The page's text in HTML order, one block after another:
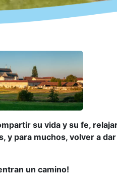
su vida y su fe,
y para muchos, volver a
un camino!